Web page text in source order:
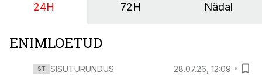
24H 72H Nädal
ENIMLOETUD
ST SISUTURUNDUS 28.07.26, 12:09